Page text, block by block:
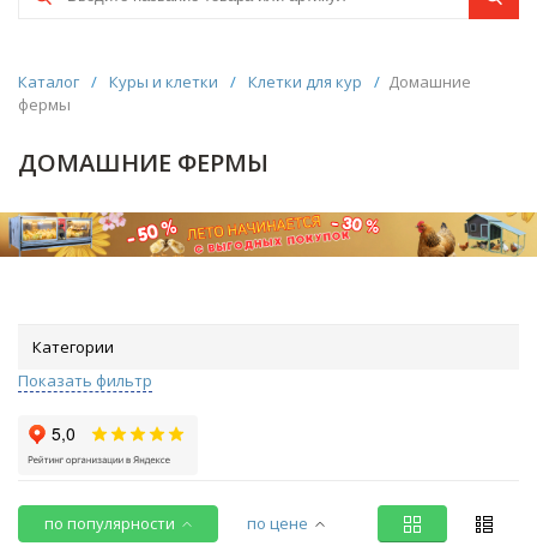
Каталог / Куры и клетки / Клетки для кур / Домашние
фермы
ДОМАШНИЕ ФЕРМЫ
Категории
Показать фильтр
по популярности по цене